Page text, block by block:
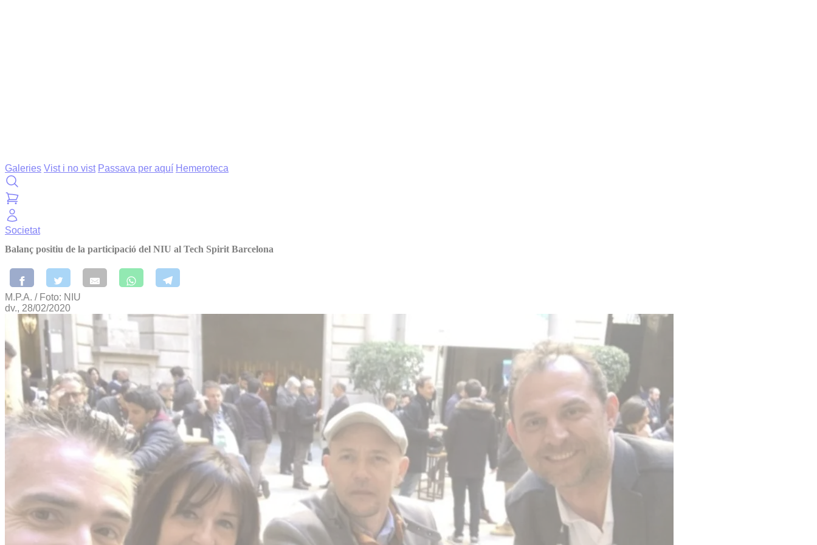
Galeries Vist i no vist Passava per aquí Hemeroteca
Societat
Balanç positiu de la participació del NIU al Tech Spirit Barcelona
M.P.A. / Foto: NIU
dv., 28/02/2020